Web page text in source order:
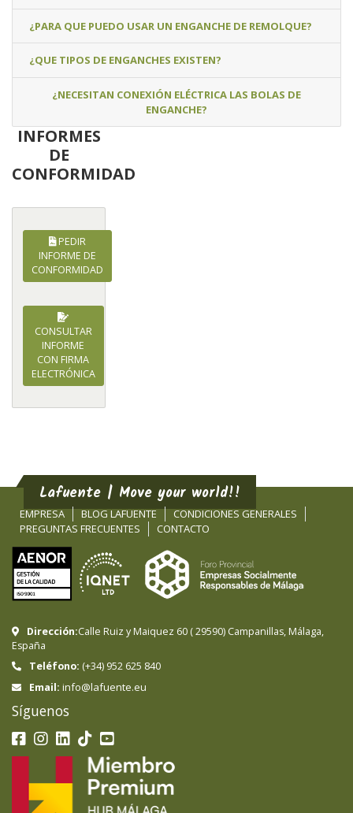
¿PARA QUE PUEDO USAR UN ENGANCHE DE REMOLQUE?
¿QUE TIPOS DE ENGANCHES EXISTEN?
¿NECESITAN CONEXIÓN ELÉCTRICA LAS BOLAS DE
ENGANCHE?
INFORMES
DE
CONFORMIDAD
PEDIR
INFORME DE
CONFORMIDAD
CONSULTAR
INFORME
CON FIRMA
ELECTRÓNICA
Lafuente | Move your world!!
EMPRESA BLOG LAFUENTE
CONDICIONES GENERALES
PREGUNTAS FRECUENTES
CONTACTO
Dirección:Calle Ruiz y Maiquez 60 (29590) Campanillas, Málaga,
España
Teléfono: (+34) 952 625 840
Email: info@lafuente.eu
Síguenos